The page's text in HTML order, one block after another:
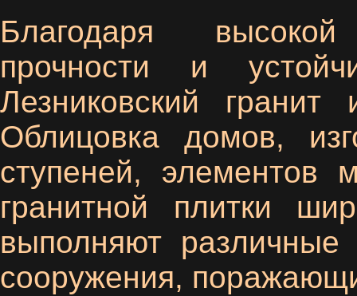
Благодаря высокой
прочности и
Лезниковский
Облицовка домов,
ступеней,
гранитной плитки
выполняют
сооружения,